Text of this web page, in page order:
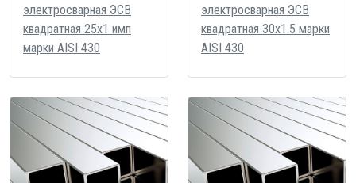
электросварная ЭСВ
квадратная 25х1 имп
марки AISI 430
электросварная ЭСВ
квадратная 30х1.5 марки
AISI 430